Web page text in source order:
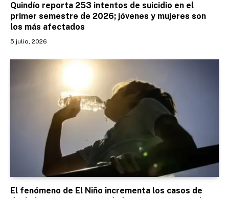
Quindío reporta 253 intentos de suicidio en el
primer semestre de 2026; jóvenes y mujeres son
los más afectados
5 julio, 2026
El fenómeno de El Niño incrementa los casos de